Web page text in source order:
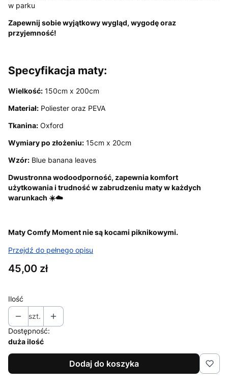
w parku
Zapewnij sobie wyjątkowy wygląd, wygodę oraz
przyjemność!
Specyfikacja maty:
Wielkość: 150cm x 200cm
Materiał: Poliester oraz PEVA
Tkanina: Oxford
Wymiary po złożeniu: 15cm x 20cm
Wzór: Blue banana leaves
Dwustronna wodoodporność, zapewnia komfort
użytkowania i trudność w zabrudzeniu maty w każdych
warunkach ☀️☁️
Maty Comfy Moment nie są kocami piknikowymi.
Przejdź do pełnego opisu
Cena
45,00 zł
Ilość
szt.
Dostępność:
duża ilość
Dodaj do koszyka